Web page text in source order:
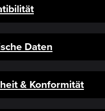
Daten
& Konformität